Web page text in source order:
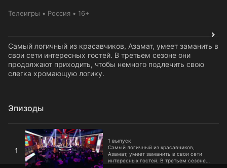
Телеигры Россия 16+
Самый логичный из красавчиков, Азамат, умеет заманить в
свои сети интересных гостей. В третьем сезоне они
продолжают приходить, чтобы немного подлечить свою
слегка хромающую логику.
Эпизоды
1
1 выпуск
Самый логичный из красавчиков,
Азамат, умеет заманить в свои сети
интересных гостей. В третьем сезоне
1 выпуск